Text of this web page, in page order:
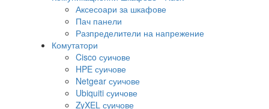
Аксесоари за шкафове
Пач панели
Разпределители на напрежение
Комутатори
Cisco суичове
HPE суичове
Netgear суичове
Ubiquiti суичове
ZyXEL суичове